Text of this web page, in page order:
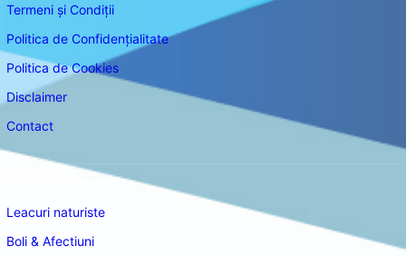
Termeni și Condiții
Politica de Confidențialitate
Politica de Cookies
Disclaimer
Contact
Leacuri naturiste
Boli & Afectiuni